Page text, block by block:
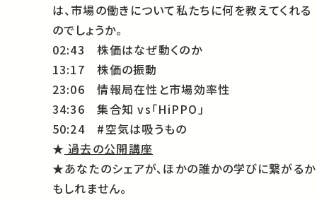
は、市場の働きについて私たちに何を教えてくれる
のでしょうか。
02:43 株価はなぜ動くのか
13:17 株価の振動
23:06 情報局在性と市場効率性
34:36 集合知 vs「HiPPO」
50:24 #空気は吸うもの
★ 過去の公開講座
★あなたのシェアが、ほかの誰かの学びに繋がるか
もしれません。